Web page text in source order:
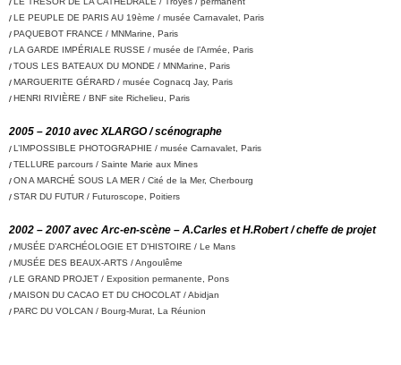
LE PEUPLE DE PARIS AU 19ème / musée Carnavalet, Paris
PAQUEBOT FRANCE / MNMarine, Paris
LA GARDE IMPÉRIALE RUSSE / musée de l’Armée, Paris
TOUS LES BATEAUX DU MONDE / MNMarine, Paris
MARGUERITE GÉRARD / musée Cognacq Jay, Paris
HENRI RIVIÈRE / BNF site Richelieu, Paris
2005 – 2010 avec XLARGO / scénographe
L’IMPOSSIBLE PHOTOGRAPHIE / musée Carnavalet, Paris
TELLURE parcours / Sainte Marie aux Mines
ON A MARCHÉ SOUS LA MER / Cité de la Mer, Cherbourg
STAR DU FUTUR / Futuroscope, Poitiers
2002 – 2007 avec Arc-en-scène – A.Carles et H.Robert / cheffe de projet
MUSÉE D’ARCHÉOLOGIE ET D’HISTOIRE / Le Mans
MUSÉE DES BEAUX-ARTS / Angoulême
LE GRAND PROJET / Exposition permanente, Pons
MAISON DU CACAO ET DU CHOCOLAT / Abidjan
PARC DU VOLCAN / Bourg-Murat, La Réunion